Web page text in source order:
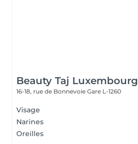
Beauty Taj Luxembourg
16-18, rue de Bonnevoie Gare L-1260
Visage
Narines
Oreilles